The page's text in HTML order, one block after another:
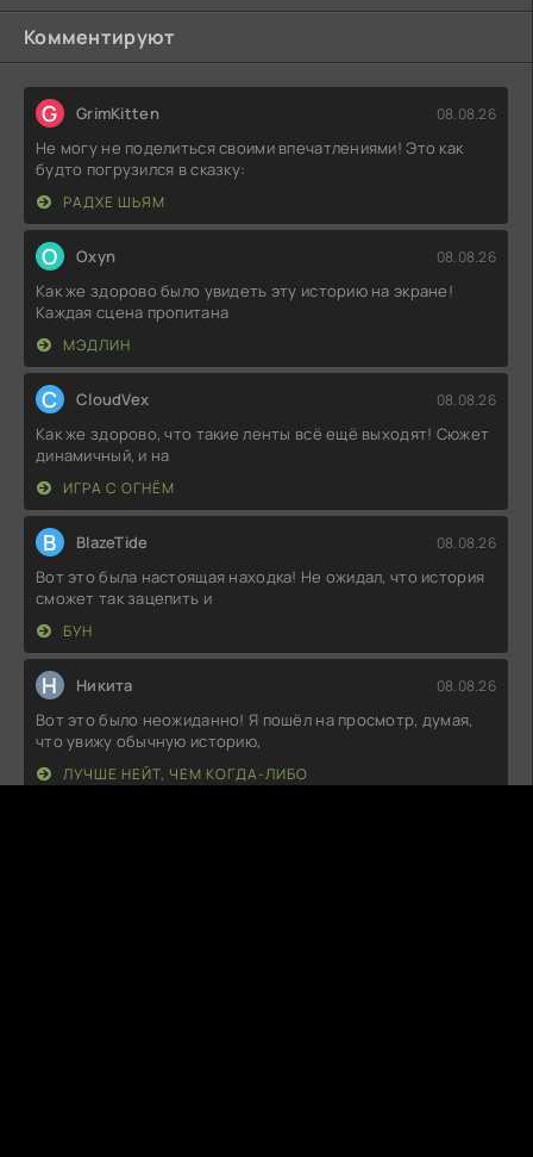
Комментируют
G GrimKitten 08.08.26
Не могу не поделиться своими впечатлениями! Это как
будто погрузился в сказку:
РАДХЕ ШЬЯМ
O Oxyn 08.08.26
Как же здорово было увидеть эту историю на экране!
Каждая сцена пропитана
МЭДЛИН
C CloudVex 08.08.26
Как же здорово, что такие ленты всё ещё выходят! Сюжет
динамичный, и на
ИГРА С ОГНЁМ
B BlazeTide 08.08.26
Вот это была настоящая находка! Не ожидал, что история
сможет так зацепить и
БУН
Н Никита 08.08.26
Вот это было неожиданно! Я пошёл на просмотр, думая,
что увижу обычную историю,
ЛУЧШЕ НЕЙТ, ЧЕМ КОГДА-ЛИБО